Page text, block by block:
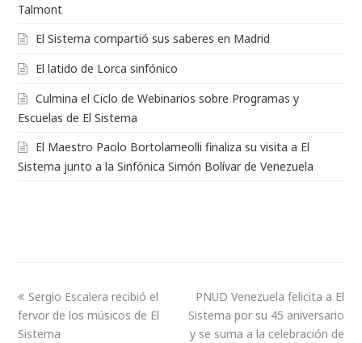
Talmont
El Sistema compartió sus saberes en Madrid
El latido de Lorca sinfónico
Culmina el Ciclo de Webinarios sobre Programas y
Escuelas de El Sistema
El Maestro Paolo Bortolameolli finaliza su visita a El
Sistema junto a la Sinfónica Simón Bolívar de Venezuela
Sergio Escalera recibió el
fervor de los músicos de El
Sistema
PNUD Venezuela felicita a El
Sistema por su 45 aniversario
y se suma a la celebración de